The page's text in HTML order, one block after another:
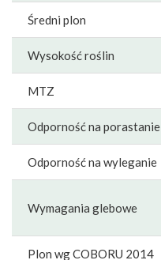
Średni plon
Wysokość roślin
MTZ
Odporność na porastanie
Odporność na wyleganie
Wymagania glebowe
Plon wg COBORU 2014